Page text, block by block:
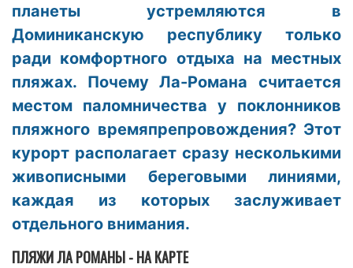
планеты устремляются в
Доминиканскую республику только
ради комфортного отдыха на местных
пляжах. Почему Ла-Романа считается
местом паломничества у поклонников
пляжного времяпрепровождения? Этот
курорт располагает сразу несколькими
живописными береговыми линиями,
каждая из которых заслуживает
отдельного внимания.
ПЛЯЖИ ЛА РОМАНЫ - НА КАРТЕ